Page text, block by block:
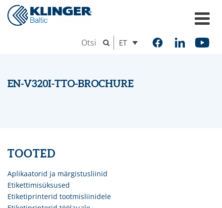
ET
EN-V320I-TTO-BROCHURE
TOOTED
Aplikaatorid ja märgistusliinid
Etikettimisüksused
Etiketiprinterid tootmisliinidele